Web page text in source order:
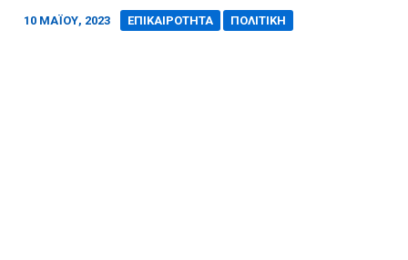
10 ΜΑΪ́ΟΥ, 2023 ΕΠΙΚΑΙΡΟΤΗΤΑ ΠΟΛΙΤΙΚΗ